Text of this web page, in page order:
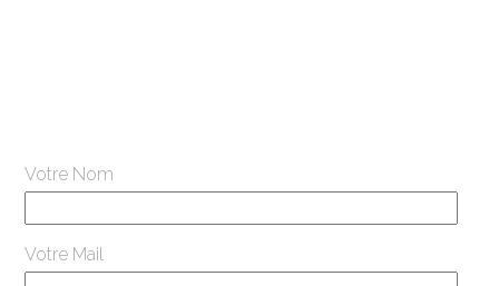
Votre Nom
Votre Mail